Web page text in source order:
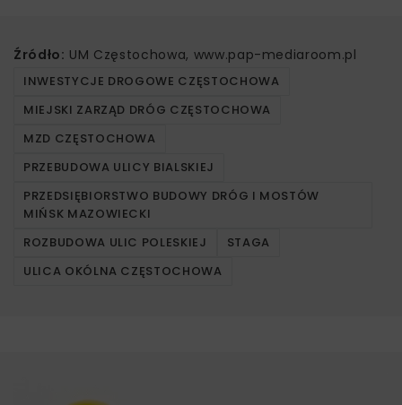
Źródło: UM Częstochowa, www.pap-mediaroom.pl
INWESTYCJE DROGOWE CZĘSTOCHOWA
MIEJSKI ZARZĄD DRÓG CZĘSTOCHOWA
MZD CZĘSTOCHOWA
PRZEBUDOWA ULICY BIALSKIEJ
PRZEDSIĘBIORSTWO BUDOWY DRÓG I MOSTÓW
MIŃSK MAZOWIECKI
ROZBUDOWA ULIC POLESKIEJ
STAGA
ULICA OKÓLNA CZĘSTOCHOWA